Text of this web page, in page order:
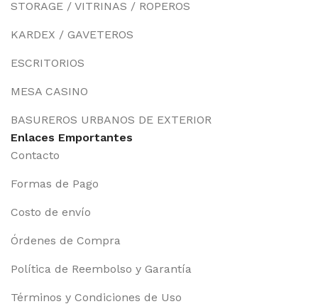
STORAGE / VITRINAS / ROPEROS
KARDEX / GAVETEROS
ESCRITORIOS
MESA CASINO
BASUREROS URBANOS DE EXTERIOR
Enlaces Emportantes
Contacto
Formas de Pago
Costo de envío
Órdenes de Compra
Política de Reembolso y Garantía
Términos y Condiciones de Uso